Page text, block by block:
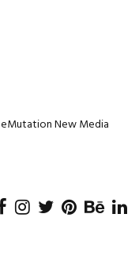
eMutation New Media